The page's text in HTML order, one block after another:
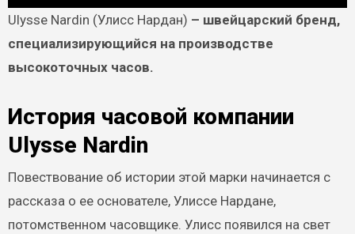
Ulysse Nardin (Улисс Нардан) – швейцарский бренд,
специализирующийся на производстве
высокоточных часов.
История часовой компании
Ulysse Nardin
Повествование об истории этой марки начинается с
рассказа о ее основателе, Улиссе Нардане,
потомственном часовщике. Улисс появился на свет